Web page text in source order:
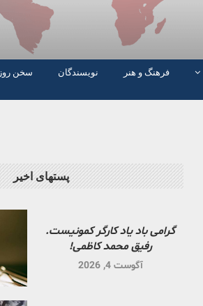
فرهنگ و هنر نویسندگان
سخن روز
پستهای اخیر
گرامی باد یاد کارگر کمونیست.
رفیق محمد کاظمی!
آگوست 4, 2026